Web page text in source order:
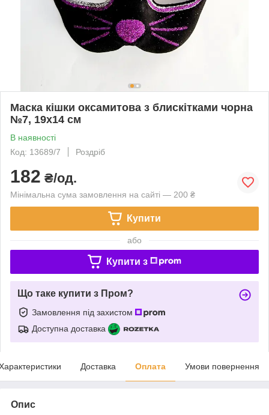
Маска кішки оксамитова з блискітками чорна
№7, 19х14 см
В наявності
Код: 13689/7
Роздріб
182 ₴/од.
Мінімальна сума замовлення на сайті — 200 ₴
Купити
або
Купити з
Що таке купити з Пром?
Замовлення під захистом
Доступна доставка
Доставка Оплата Умови повернення
Опис